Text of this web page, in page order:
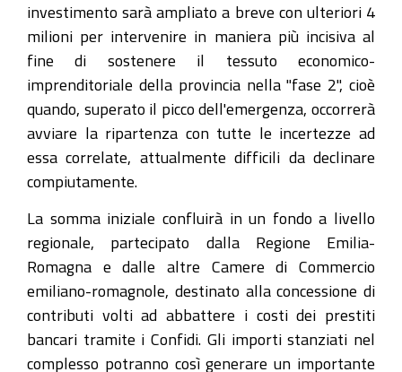
investimento sarà ampliato a breve con ulteriori 4
milioni per intervenire in maniera più incisiva al
fine di sostenere il tessuto economico-
imprenditoriale della provincia nella "fase 2", cioè
quando, superato il picco dell'emergenza, occorrerà
avviare la ripartenza con tutte le incertezze ad
essa correlate, attualmente difficili da declinare
compiutamente.
La somma iniziale confluirà in un fondo a livello
regionale, partecipato dalla Regione Emilia-
Romagna e dalle altre Camere di Commercio
emiliano-romagnole, destinato alla concessione di
contributi volti ad abbattere i costi dei prestiti
bancari tramite i Confidi. Gli importi stanziati nel
complesso potranno così generare un importante